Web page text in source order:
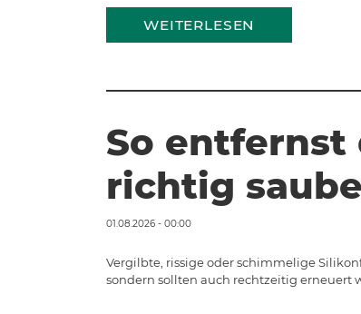
WEITERLESEN
So entfernst
richtig
01.08.2026 - 00:00
Vergilbte, rissige oder schimmelige
sondern sollten auch rechtzeitig erneuert